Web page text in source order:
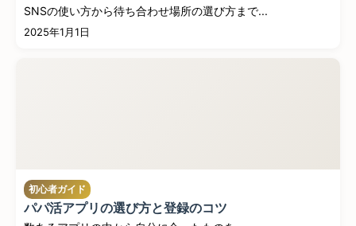
SNSの使い方から待ち合わせ場所の選び方まで...
2025年1月1日
初心者ガイド
パパ活アプリの選び方と登録のコツ